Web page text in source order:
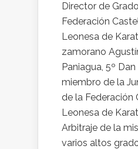
Director de
Federación
Leonesa de
zamorano
Paniagua, 5º
miembro de la
de la Federación
Leonesa de
Arbitraje de la
varios altos